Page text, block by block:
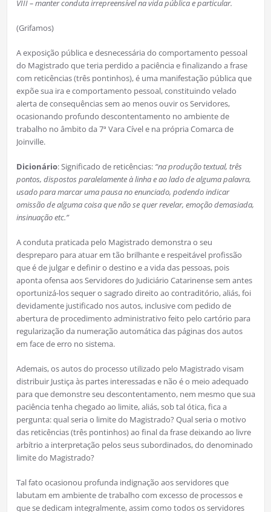
VIII – manter conduta irrepreensível na vida pública e particular.
(Grifamos)
A exposição pública e desnecessária do comportamento pessoal
do Magistrado que teria perdido a paciência e finalizando a frase
com reticências (três pontinhos), é uma manifestação pública que
expõe sua ira e comportamento pessoal, constituindo velado
alerta de consequências sem ao menos ouvir os Servidores,
ocasionando profundo descontentamento no ambiente de
trabalho no âmbito da 7ª Vara Cível e na própria Comarca de
Joinville.
Dicionário: Significado de reticências: “na produção textual, três
pontos, dispostos paralelamente à linha e ao lado de alguma palavra,
usado para marcar uma pausa no enunciado, podendo indicar
omissão de alguma coisa que não se quer revelar, emoção demasiada,
insinuação etc.”
A conduta praticada pelo Magistrado demonstra o seu
despreparo para atuar em tão brilhante e respeitável profissão
que é de julgar e definir o destino e a vida das pessoas, pois
aponta ofensa aos Servidores do Judiciário Catarinense sem antes
oportunizá-los sequer o sagrado direito ao contraditório, aliás, foi
devidamente justificado nos autos, inclusive com pedido de
abertura de procedimento administrativo feito pelo cartório para
regularização da numeração automática das páginas dos autos
em face de erro no sistema.
Ademais, os autos do processo utilizado pelo Magistrado visam
distribuir Justiça às partes interessadas e não é o meio adequado
para que demonstre seu descontentamento, nem mesmo que sua
paciência tenha chegado ao limite, aliás, sob tal ótica, fica a
pergunta: qual seria o limite do Magistrado? Qual seria o motivo
das reticências (três pontinhos) ao final da frase deixando ao livre
arbítrio a interpretação pelos seus subordinados, do denominado
limite do Magistrado?
Tal fato ocasionou profunda indignação aos servidores que
labutam em ambiente de trabalho com excesso de processos e
que se dedicam integralmente, assim como todos os servidores